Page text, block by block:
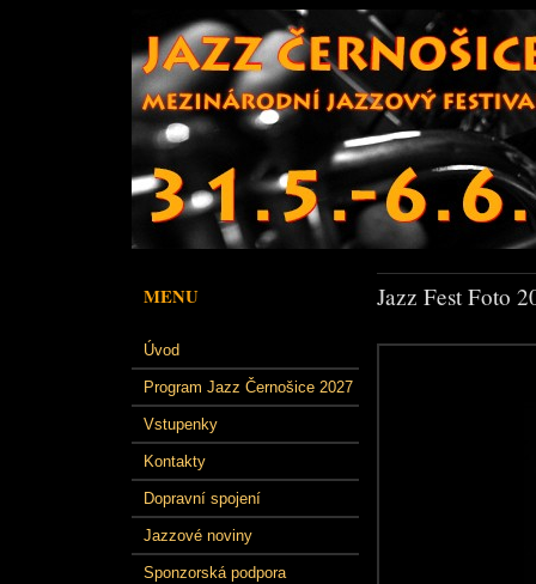
MENU
Úvod
Program Jazz Černošice 2027
Vstupenky
Kontakty
Dopravní spojení
Jazzové noviny
Sponzorská podpora
Jazz Fest Foto